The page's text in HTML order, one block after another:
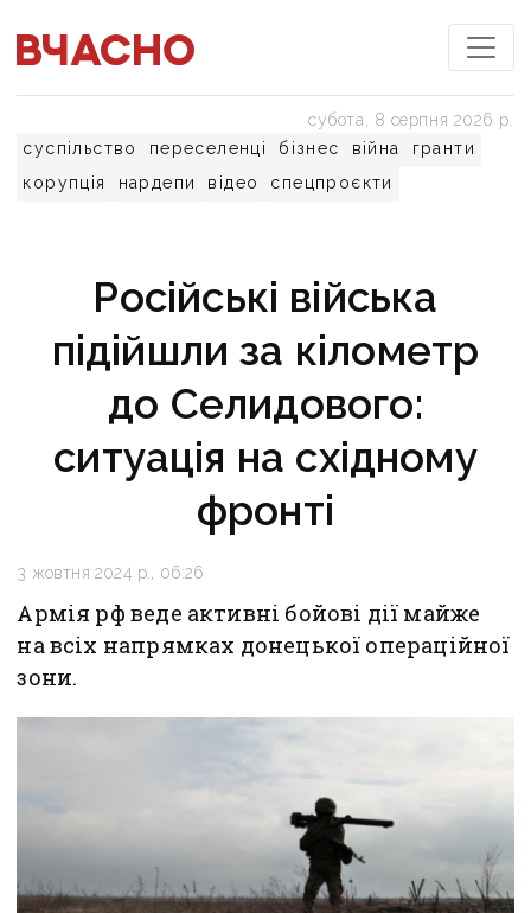
суспільство переселенці бізнес війна
гранти
корупція
нардепи відео спецпроєкти
субота, 8 серпня 2026 р.
Російські війська
підійшли за кілометр
до Селидового:
ситуація на східному
фронті
3 жовтня 2024 р., 06:26
Армія рф веде активні бойові дії майже
на всіх напрямках донецької операційної
зони.